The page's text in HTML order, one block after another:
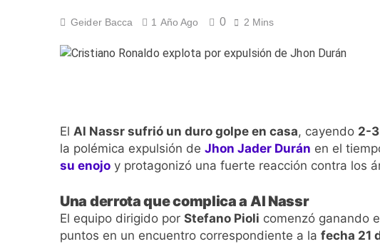
5 Días Ago
¡Recital escarlata! América
5 Días Ago
Geider Bacca 1 Año Ago 0 2 Mins
El Al Nassr sufrió un duro golpe en casa, cayendo 2-
la polémica expulsión de Jhon Jader Durán en el
su enojo y protagonizó una fuerte reacción contra los
Una derrota que complica a Al Nassr
El equipo dirigido por Stefano Pioli comenzó ganando
puntos en un encuentro correspondiente a la fecha 21